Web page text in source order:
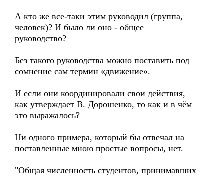
А кто же все-таки этим руководил (группа,
человек)? И было ли оно - общее
руководство?
Без такого руководства можно поставить под
сомнение сам термин «движение».
И если они координировали свои действия,
как утверждает В. Дорошенко, то как и в чём
это выражалось?
Ни одного примера, который бы отвечал на
поставленные мною простые вопросы, нет.
"Общая численность студентов, принимавших